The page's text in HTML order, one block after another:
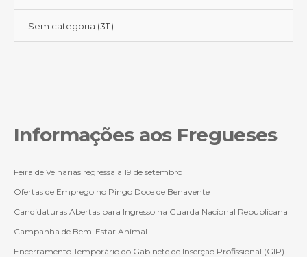
Sem categoria (311)
Informações aos Fregueses
Feira de Velharias regressa a 19 de setembro
Ofertas de Emprego no Pingo Doce de Benavente
Candidaturas Abertas para Ingresso na Guarda Nacional Republicana
Campanha de Bem-Estar Animal
Encerramento Temporário do Gabinete de Inserção Profissional (GIP)